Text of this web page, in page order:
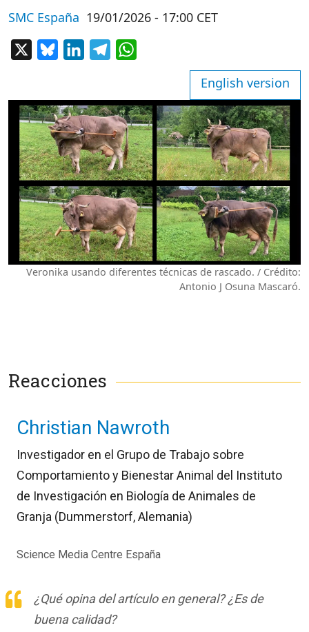
SMC España 19/01/2026 - 17:00 CET
BlueskyLinkedInTelegram
English version
Veronika usando diferentes técnicas de rascado. / Crédito:
Antonio J Osuna Mascaró.
Reacciones
Christian Nawroth
Investigador en el Grupo de Trabajo sobre
Comportamiento y Bienestar Animal del Instituto
de Investigación en Biología de Animales de
Granja (Dummerstorf, Alemania)
Science Media Centre España
¿Qué opina del artículo en general? ¿Es de
buena calidad?